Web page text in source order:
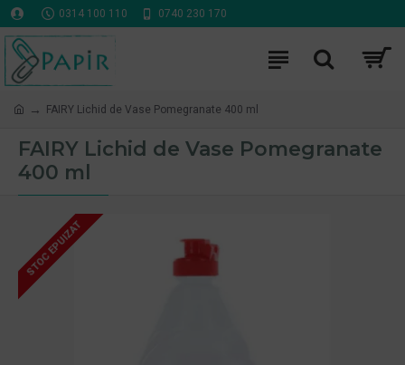
0314 100 110 0740 230 170
FAIRY Lichid de Vase Pomegranate 400 ml
FAIRY Lichid de Vase Pomegranate
400 ml
STOC EPUIZAT